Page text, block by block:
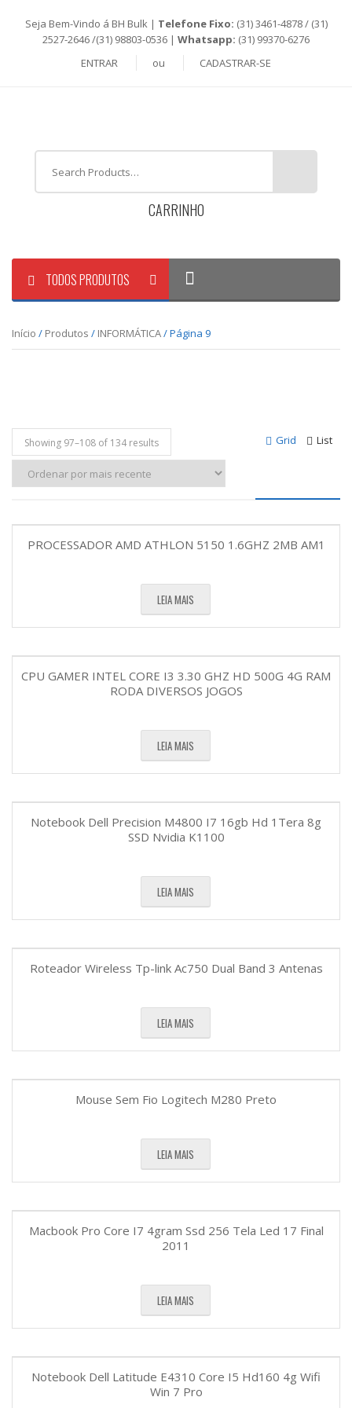
Seja Bem-Vindo á BH Bulk | Telefone Fixo: (31) 3461-4878 / (31)
2527-2646 /(31) 98803-0536 | Whatsapp: (31) 99370-6276
ENTRAR
ou CADASTRAR-SE
CARRINHO
TODOS PRODUTOS
Início / Produtos / INFORMÁTICA/ Página 9
Grid List
Showing 97–108 of 134 results
PROCESSADOR AMD ATHLON 5150 1.6GHZ 2MB AM1
LEIA MAIS
CPU GAMER INTEL CORE I3 3.30 GHZ HD 500G 4G RAM
RODA DIVERSOS JOGOS
LEIA MAIS
Notebook Dell Precision M4800 I7 16gb Hd 1Tera 8g
SSD Nvidia K1100
LEIA MAIS
Roteador Wireless Tp-link Ac750 Dual Band 3 Antenas
LEIA MAIS
Mouse Sem Fio Logitech M280 Preto
LEIA MAIS
Macbook Pro Core I7 4gram Ssd 256 Tela Led 17 Final
2011
LEIA MAIS
Notebook Dell Latitude E4310 Core I5 Hd160 4g Wifi
Win 7 Pro